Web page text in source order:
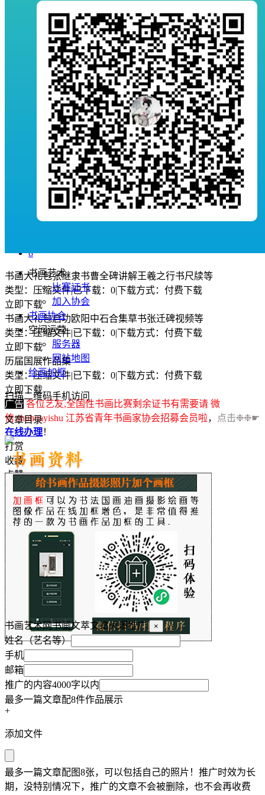
花鸟作品:墨荷双翠
8
书画大礼包张继隶书曹全碑讲解王羲之行书尺牍等
类型：压缩文件|已下载：0|下载方式：付费下载
立即下载
书画大礼包启功欧阳中石合集草书张迁碑视频等
类型：压缩文件|已下载：0|下载方式：付费下载
立即下载
历届国展作品集
类型：压缩文件|已下载：0|下载方式：付费下载
立即下载
广告 各位艺友,全国性书画比赛剩余证书有需要请 微
信:shuhuayishu 江苏省青年书画家协会招募会员啦，
点击❉❉☛
在线办理！
打赏
收藏
点赞
书画艺术
比赛证书
加入协会
书画协会
空间运营
服务器
网站地图
给画加框
扫描二维码手机访问
文章目录
书画艺术网书画文萃文章火爆推广 ×
姓名（艺名等）
手机
邮箱
推广的内容4000字以内
最多一篇文章配8件作品展示
+
添加文件
最多一篇文章配图8张，可以包括自己的照片！推广时效为长
期，没特别情况下，推广的文章不会被删除，也不会再收费